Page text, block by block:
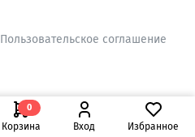
0
Корзина Вход Избранное
Пользовательское соглашение